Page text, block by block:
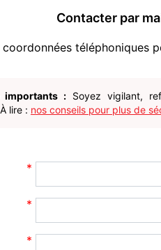
Contacter par
téléphoniques
importants : Soyez vigilant,
lire : nos conseils pour plus de